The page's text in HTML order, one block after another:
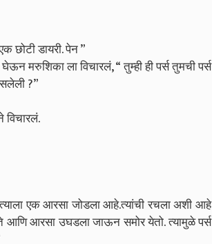
छोटी डायरी. पेन ”
मरुशिका ला विचारलं, “ तुम्ही ही पर्स तुमची पर्स
?”
विचारलं.
एक आरसा जोडला आहे.त्यांची रचला अशी आहे
आणि आरसा उघडला जाऊन समोर येतो. त्यामुळे पर्स